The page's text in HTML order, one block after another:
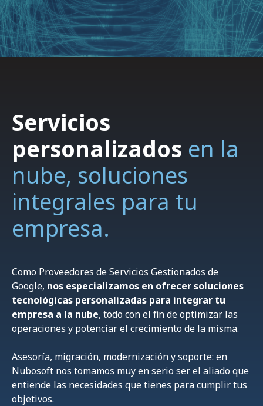
Servicios
personalizados en la
nube, soluciones
integrales para tu
empresa.
Como Proveedores de Servicios Gestionados de
Google, nos especializamos en ofrecer soluciones
tecnológicas personalizadas para integrar tu
empresa a la nube, todo con el fin de optimizar las
operaciones y potenciar el crecimiento de la misma.
Asesoría, migración, modernización y soporte: en
Nubosoft nos tomamos muy en serio ser el aliado que
entiende las necesidades que tienes para cumplir tus
objetivos.